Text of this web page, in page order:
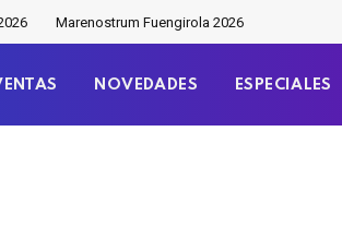
Marenostrum Fuengirola 2026
NOVEDADES ESPECIALES